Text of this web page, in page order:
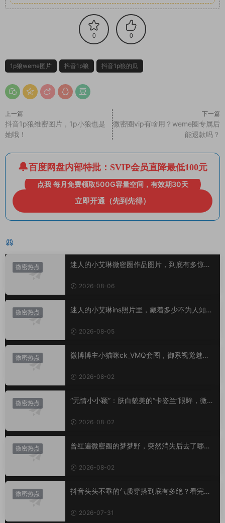
0 0
1p狼weme图片 抖音1p狼 抖音1p狼的瓜
上一篇
抖音1p狼维密图片，1p小狼也是
她哦！
下一篇
微密圈vip有啥用？weme圈专属后
能退款吗？
百度网盘内部特批：SVIP会员直降最低100元
点我 每月免费领取500G容量空间，有效期30天
立即开通（先到先得）
微密热点
迷人的小艾琳微密圈作品图片，到底有多惊
2026-08-06
微密热点
迷人的小艾琳ins照片里，藏着多少不为人知的
2026-08-05
微密热点
微博博主小猫咪ck_VMQ套图，御系视觉魅力
2026-08-02
微密热点
“无情小小颖”：肤白貌美的“卡姿兰”眼眸，微密
2026-08-02
微密热点
曾红遍微密圈的梦梦野，突然消失后去了哪
2026-08-02
微密热点
抖音头头不乖的气质穿搭到底有多绝？看完想
2026-07-31